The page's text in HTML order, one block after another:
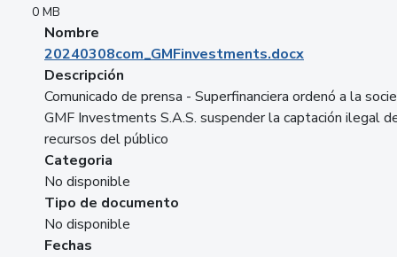
0 MB
Nombre
20240308com_GMFinvestments.docx
Descripción
Comunicado de prensa - Superfinanciera ordenó a la
GMF Investments S.A.S. suspender la captación ilegal
recursos del público
Categoria
No disponible
Tipo de documento
No disponible
Fechas